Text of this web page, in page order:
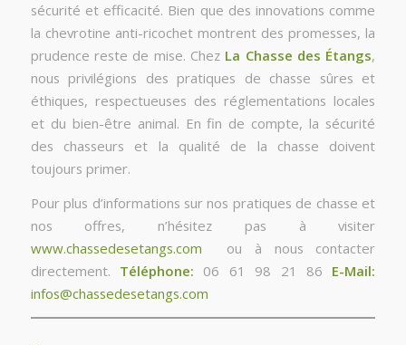
sécurité et efficacité. Bien que des innovations comme
la chevrotine anti-ricochet montrent des promesses, la
prudence reste de mise. Chez La Chasse des Étangs,
nous privilégions des pratiques de chasse sûres et
éthiques, respectueuses des réglementations locales
et du bien-être animal. En fin de compte, la sécurité
des chasseurs et la qualité de la chasse doivent
toujours primer.
Pour plus d’informations sur nos pratiques de chasse et
nos offres, n’hésitez pas à visiter
www.chassedesetangs.com ou à nous contacter
directement. Téléphone: 06 61 98 21 86 E-Mail:
infos@chassedesetangs.com